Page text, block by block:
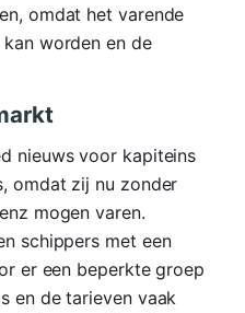
omdat het varende
worden en de
nieuws voor kapiteins
omdat zij nu zonder
mogen varen.
schippers met een
er een beperkte groep
en de tarieven vaak